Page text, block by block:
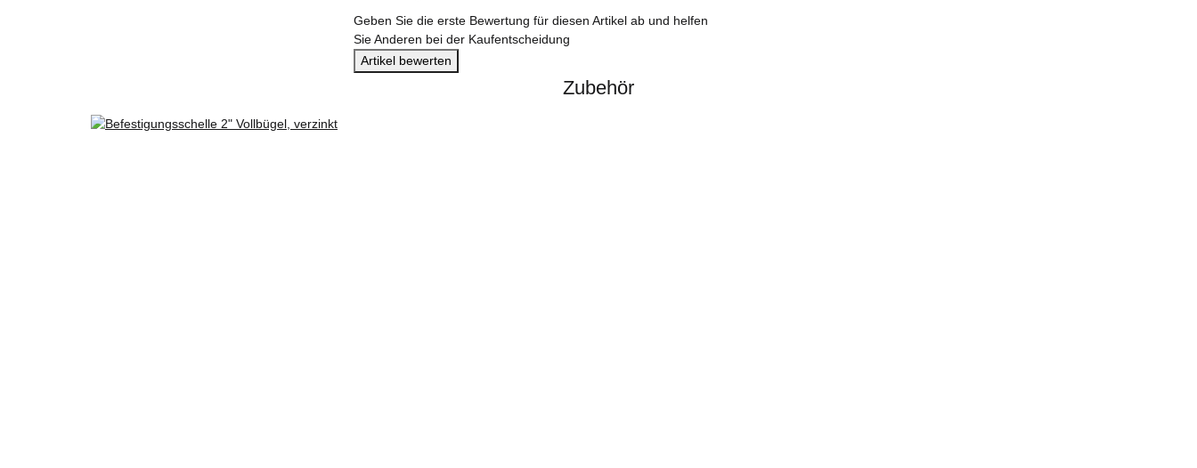
Geben Sie die erste Bewertung für diesen Artikel ab und helfen
Sie Anderen bei der Kaufentscheidung
Artikel bewerten
Zubehör